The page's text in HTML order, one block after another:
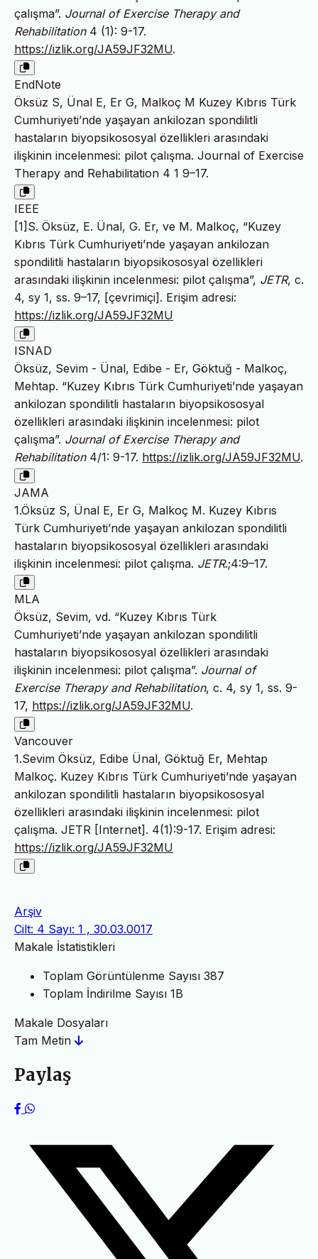
çalışma”. Journal of Exercise Therapy and
Rehabilitation4 (1): 9-17.
https://izlik.org/JA59JF32MU.
EndNote
Öksüz S, Ünal E, Er G, Malkoç M Kuzey Kıbrıs Türk
Cumhuriyeti’nde yaşayan ankilozan spondilitli
hastaların biyopsikososyal özellikleri arasındaki
ilişkinin incelenmesi: pilot çalışma. Journal of Exercise
Therapy and Rehabilitation 4 1 9–17.
IEEE
[1]S. Öksüz, E. Ünal, G. Er, ve M. Malkoç, “Kuzey
Kıbrıs Türk Cumhuriyeti’nde yaşayan ankilozan
spondilitli hastaların biyopsikososyal özellikleri
arasındaki ilişkinin incelenmesi: pilot çalışma”, JETR, c.
4, sy 1, ss. 9–17, [çevrimiçi]. Erişim adresi:
https://izlik.org/JA59JF32MU
ISNAD
Öksüz, Sevim - Ünal, Edibe - Er, Göktuğ - Malkoç,
Mehtap. “Kuzey Kıbrıs Türk Cumhuriyeti’nde yaşayan
ankilozan spondilitli hastaların biyopsikososyal
özellikleri arasındaki ilişkinin incelenmesi: pilot
çalışma”. Journal of Exercise Therapy and
Rehabilitation4/1: 9-17. https://izlik.org/JA59JF32MU.
JAMA
1.Öksüz S, Ünal E, Er G, Malkoç M. Kuzey Kıbrıs
Türk Cumhuriyeti’nde yaşayan ankilozan spondilitli
hastaların biyopsikososyal özellikleri arasındaki
ilişkinin incelenmesi: pilot çalışma. JETR.;4:9–17.
MLA
Öksüz, Sevim, vd. “Kuzey Kıbrıs Türk
Cumhuriyeti’nde yaşayan ankilozan spondilitli
hastaların biyopsikososyal özellikleri arasındaki
ilişkinin incelenmesi: pilot çalışma”. Journal of
Exercise Therapy and Rehabilitation, c. 4, sy 1, ss. 9-
17, https://izlik.org/JA59JF32MU.
Vancouver
1.Sevim Öksüz, Edibe Ünal, Göktuğ Er, Mehtap
Malkoç. Kuzey Kıbrıs Türk Cumhuriyeti’nde yaşayan
ankilozan spondilitli hastaların biyopsikososyal
özellikleri arasındaki ilişkinin incelenmesi: pilot
çalışma. JETR [Internet]. 4(1):9-17. Erişim adresi:
https://izlik.org/JA59JF32MU
Arşiv
Cilt: 4 Sayı: 1 , 30.03.0017
Makale İstatistikleri
Toplam Görüntülenme Sayısı 387
Toplam İndirilme Sayısı 1B
Makale Dosyaları
Tam Metin
Paylaş